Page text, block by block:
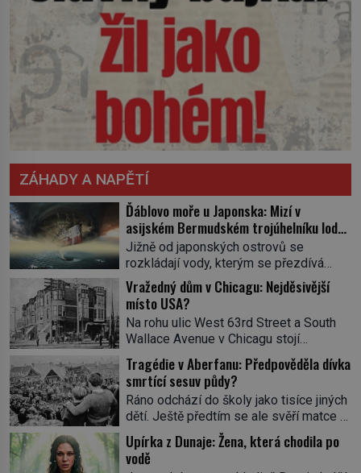
ZÁHADY A NAPĚTÍ
Ďáblovo moře u Japonska: Mizí v
asijském Bermudském trojúhelníku lodě
ve spárech neznámé síly?
Jižně od japonských ostrovů se
rozkládají vody, kterým se přezdívá
Ďáblovo moře. Vypráví se o lodích
mizejících beze stopy, podivných
světlech, zrádných proudech i mořských
dracích, kteří měli tyto končiny střežit už
v dávných legendách. Je tichomořský
Dračí trojúhelník skutečně prokletým
místem, nebo se zde jen nebezpečná
příroda proměnila v jednu z
nejpůsobivějších námořních záhad? […]
Vražedný dům v Chicagu: Nejděsivější
místo USA?
Na rohu ulic West 63rd Street a South
Wallace Avenue v Chicagu stojí
nenápadná pošta. Nemá žádný speciální
nápis ani pamětní desku. A přesto prý
místní zaměstnanci neradi chodí do
sklepa. Právě tady totiž sídlil sériový
vrah H. H. Holmes a také
nejpropracovanější past na lidi
v dějinách americké kriminalistiky.
Herman Webster Mudgett (1861–1896)
Tragédie v Aberfanu: Předpověděla dívka
smrtící sesuv půdy?
Ráno odchází do školy jako tisíce jiných
dětí. Ještě předtím se ale svěří matce s
podivným snem. Ve škole, kterou dobře
zná, tentokrát nevidí budovu ani
spolužáky. Místo nich se před ní tyčí
Upírka z Dunaje: Žena, která chodila po
vodě